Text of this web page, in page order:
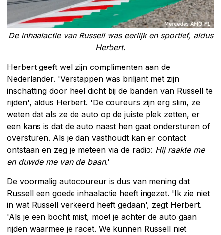
De inhaalactie van Russell was eerlijk en sportief, aldus
Herbert.
Herbert geeft wel zijn complimenten aan de
Nederlander. 'Verstappen was briljant met zijn
inschatting door heel dicht bij de banden van Russell te
rijden', aldus Herbert. 'De coureurs zijn erg slim, ze
weten dat als ze de auto op de juiste plek zetten, er
een kans is dat de auto naast hen gaat ondersturen of
oversturen. Als je dan vasthoudt kan er contact
ontstaan en zeg je meteen via de radio: Hij raakte me
en duwde me van de baan.'
De voormalig autocoureur is dus van mening dat
Russell een goede inhaalactie heeft ingezet. 'Ik zie niet
in wat Russell verkeerd heeft gedaan', zegt Herbert.
'Als je een bocht mist, moet je achter de auto gaan
rijden waarmee je racet. We kunnen Russell niet